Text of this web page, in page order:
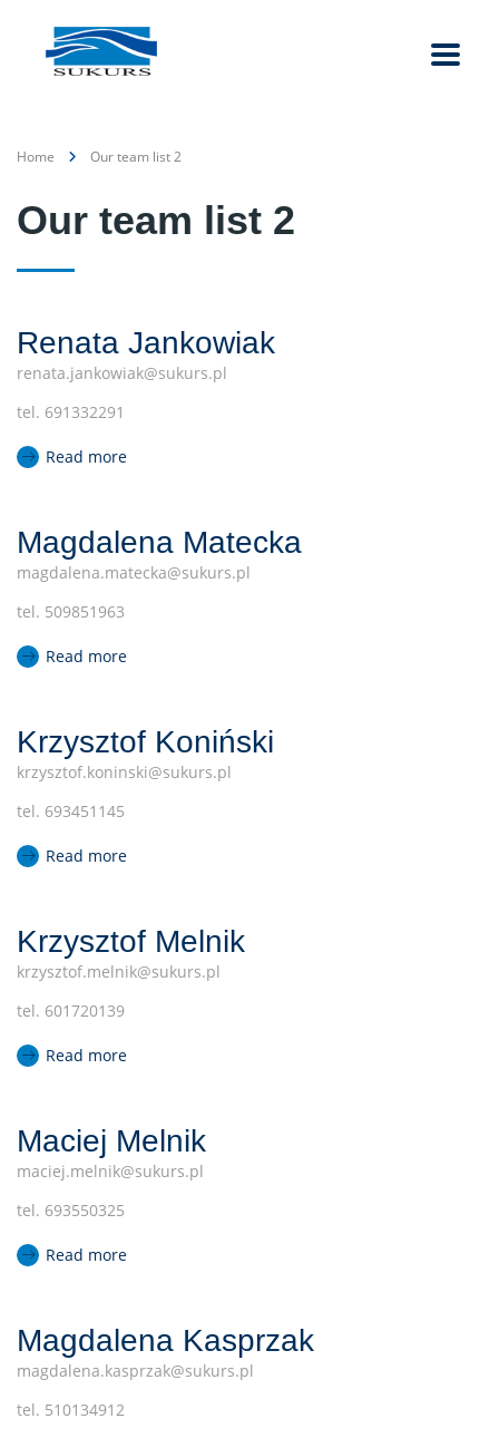
Home Our team list 2
Our team list 2
Renata Jankowiak
renata.jankowiak@sukurs.pl
tel. 691332291
Read more
Magdalena Matecka
magdalena.matecka@sukurs.pl
tel. 509851963
Read more
Krzysztof Koniński
krzysztof.koninski@sukurs.pl
tel. 693451145
Read more
Krzysztof Melnik
krzysztof.melnik@sukurs.pl
tel. 601720139
Read more
Maciej Melnik
maciej.melnik@sukurs.pl
tel. 693550325
Read more
Magdalena Kasprzak
magdalena.kasprzak@sukurs.pl
tel. 510134912